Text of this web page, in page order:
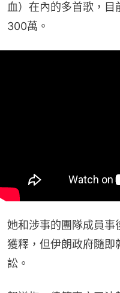
血）在內的多首歌，目
300萬。
她和涉事的團隊成員事
獲釋，但伊朗政府隨即
訟。